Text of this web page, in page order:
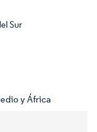
Sur
y África